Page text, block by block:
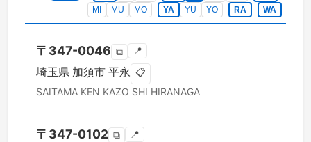
MI
MU MO YA YU YO RA WA
〒 347-0046 ⧉ 📍
埼玉県 加須市 平永 📋
SAITAMA KEN KAZO SHI HIRANAGA
〒 347-0102 ⧉ 📍